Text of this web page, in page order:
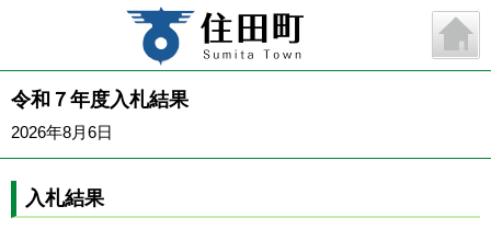
令和７年度入札結果
2026年8月6日
入札結果